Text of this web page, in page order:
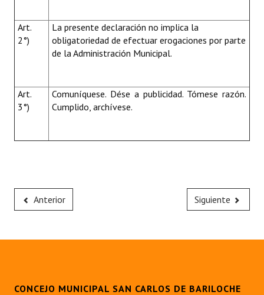
Art.
2°)
La presente declaración no implica la
obligatoriedad de efectuar erogaciones por parte
de la Administración Municipal.
Art.
3°)
Comuníquese. Dése a publicidad. Tómese razón.
Cumplido, archívese.
Anterior Siguiente
CONCEJO MUNICIPAL SAN CARLOS DE BARILOCHE